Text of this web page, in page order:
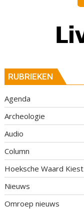
RUBRIEKEN
Agenda
Archeologie
Audio
Column
Hoeksche Waard Kiest
Nieuws
Omroep nieuws